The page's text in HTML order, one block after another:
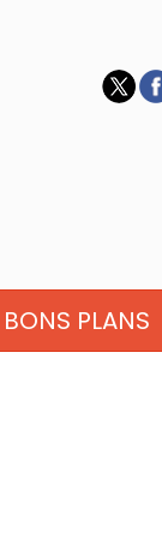
BONS PLANS